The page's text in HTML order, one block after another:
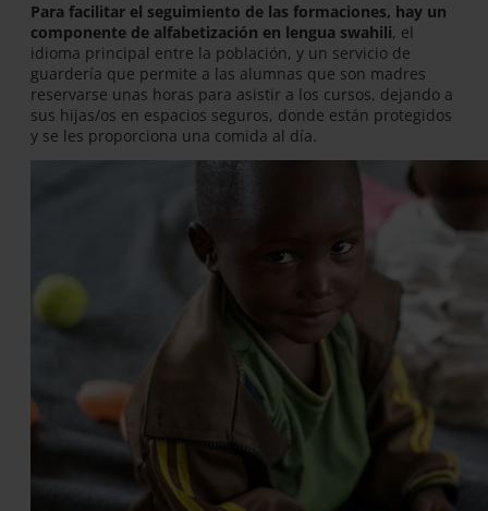
Para facilitar el seguimiento de las formaciones, hay un
componente de alfabetización en lengua swahili, el
idioma principal entre la población, y un servicio de
guardería que permite a las alumnas que son madres
reservarse unas horas para asistir a los cursos, dejando a
sus hijas/os en espacios seguros, donde están protegidos
y se les proporciona una comida al día.